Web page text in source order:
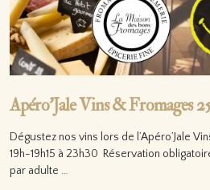
Apéro’Jale Vins & Fromages
Dégustez nos vins lors de l’Apéro’Jale
19h-19h15 à 23h30 Réservation
par adulte …